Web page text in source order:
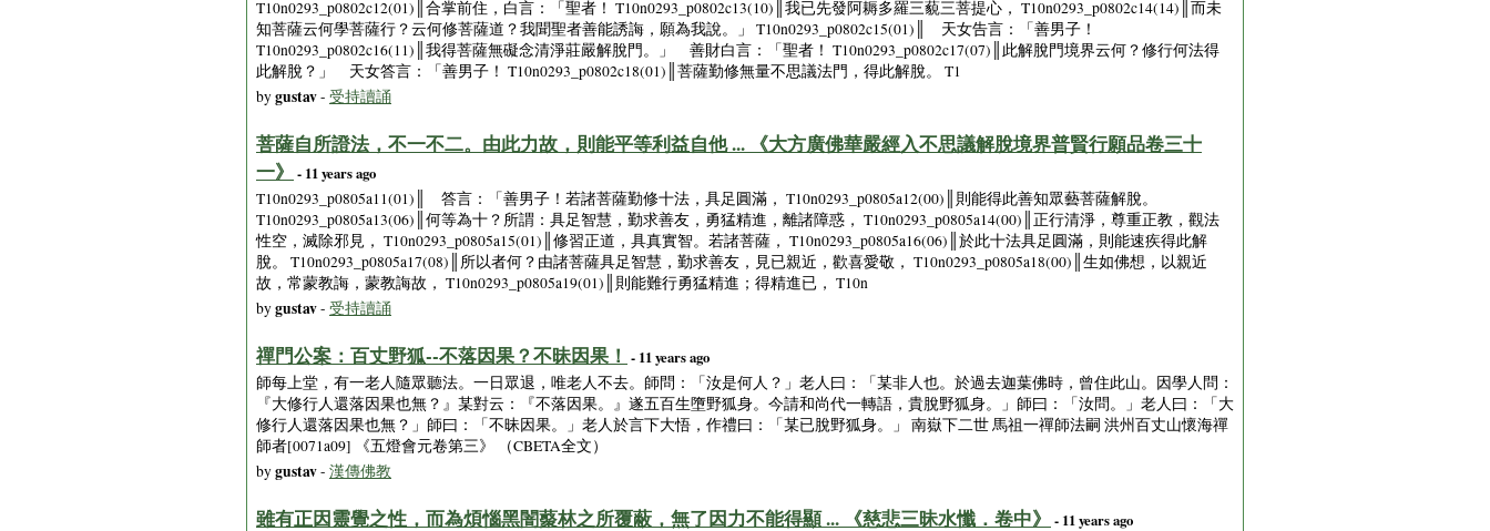
T10n0293_p0802c12(01)║合掌前住，白言：「聖者！ T10n0293_p0802c13(10)║我已先發阿耨多羅三藐三菩提心， T10n0293_p0802c14(14)║而未
知菩薩云何學菩薩行？云何修菩薩道？我聞聖者善能誘誨，願為我說。」 T10n0293_p0802c15(01)║ 天女告言：「善男子！
T10n0293_p0802c16(11)║我得菩薩無礙念清淨莊嚴解脫門。」 善財白言：「聖者！ T10n0293_p0802c17(07)║此解脫門境界云何？修行何法得
此解脫？」 天女答言：「善男子！ T10n0293_p0802c18(01)║菩薩勤修無量不思議法門，得此解脫。 T1
bygustav- 受持讀誦
菩薩自所證法，不一不二。由此力故，則能平等利益自他 ... 《大方廣佛華嚴經入不思議解脫境界普賢行願品卷三十
一》
- 11 years ago
T10n0293_p0805a11(01)║ 答言：「善男子！若諸菩薩勤修十法，具足圓滿， T10n0293_p0805a12(00)║則能得此善知眾藝菩薩解脫。
T10n0293_p0805a13(06)║何等為十？所謂：具足智慧，勤求善友，勇猛精進，離諸障惑， T10n0293_p0805a14(00)║正行清淨，尊重正教，觀法
性空，滅除邪見， T10n0293_p0805a15(01)║修習正道，具真實智。若諸菩薩， T10n0293_p0805a16(06)║於此十法具足圓滿，則能速疾得此解
脫。 T10n0293_p0805a17(08)║所以者何？由諸菩薩具足智慧，勤求善友，見已親近，歡喜愛敬， T10n0293_p0805a18(00)║生如佛想，以親近
故，常蒙教誨，蒙教誨故， T10n0293_p0805a19(01)║則能難行勇猛精進；得精進已， T10n
bygustav- 受持讀誦
禪門公案：百丈野狐--不落因果？不昧因果！ - 11 years ago
師每上堂，有一老人隨眾聽法。一日眾退，唯老人不去。師問：「汝是何人？」老人曰：「某非人也。於過去迦葉佛時，曾住此山。因學人問：
『大修行人還落因果也無？』某對云：『不落因果。』遂五百生墮野狐身。今請和尚代一轉語，貴脫野狐身。」師曰：「汝問。」老人曰：「大
修行人還落因果也無？」師曰：「不昧因果。」老人於言下大悟，作禮曰：「某已脫野狐身。」 南嶽下二世 馬祖一禪師法嗣 洪州百丈山懷海禪
師者[0071a09] 《五燈會元卷第三》 （CBETA全文）
bygustav- 漢傳佛教
雖有正因靈覺之性，而為煩惱黑闇藂林之所覆蔽，無了因力不能得顯 ... 《慈悲三昧水懺．卷中》 - 11 years ago